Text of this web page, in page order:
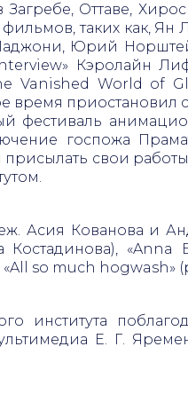
Оттаве,
таких как, Ян
Юрий
Кэролайн
Vanished World of
время приостановил
фестиваль
госпожа
свои
Асия Кованова и
«Anna
so much hogwash»
института
Е. Г.